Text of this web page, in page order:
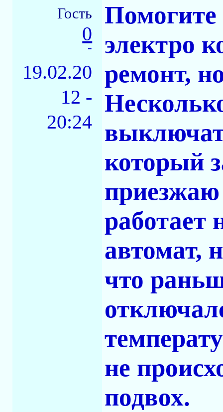
Гость
0
-
19.02.20
12 -
20:24
Помогите
электро
ремонт,
который
работает
автомат,
что
не
подвох.